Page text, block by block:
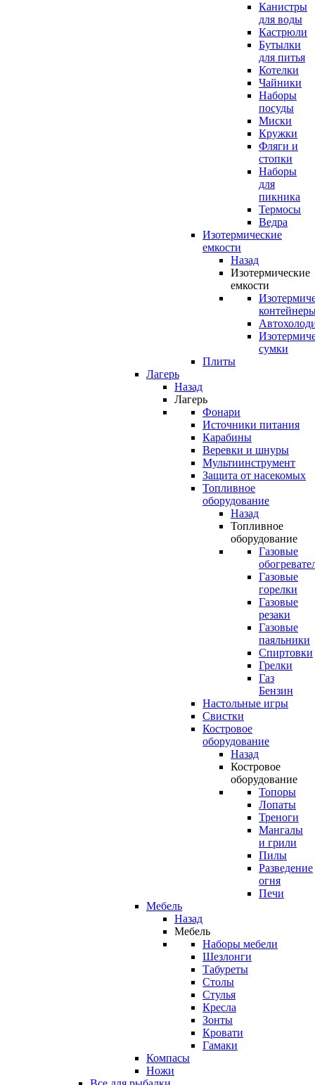
Канистры
для воды
Кастрюли
Бутылки
для питья
Котелки
Чайники
Наборы
посуды
Миски
Кружки
Фляги и
стопки
Наборы
для
пикника
Термосы
Ведра
Изотермические
емкости
Назад
Изотермические
емкости
сумки
Плиты
Лагерь
Назад
Лагерь
Фонари
Источники питания
Карабины
Веревки и шнуры
Мультиинструмент
Защита от насекомых
Топливное
оборудование
Назад
Топливное
оборудование
Газовые
Газовые
горелки
Газовые
резаки
Газовые
паяльники
Спиртовки
Грелки
Газ
Бензин
Настольные игры
Свистки
Костровое
оборудование
Назад
Костровое
оборудование
Топоры
Лопаты
Треноги
Мангалы
и грили
Пилы
Разведение
огня
Печи
Мебель
Назад
Мебель
Наборы мебели
Шезлонги
Табуреты
Столы
Стулья
Кресла
Зонты
Кровати
Гамаки
Компасы
Ножи